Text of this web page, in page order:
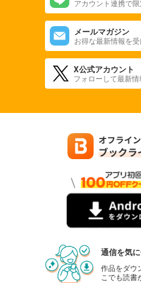
アカウント連携で
メールマガジン
お得な最新情報を受
X公式アカウント
フォローして最新情
通信を気
作品をダウ
こでも読書